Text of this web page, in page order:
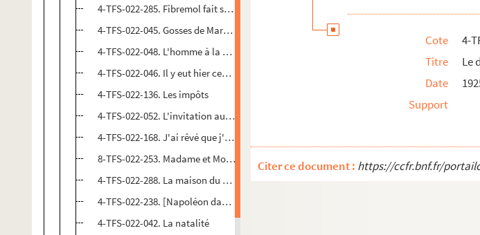
4-TFS-022-285. Fibremol fait ses fredaines
4-TFS-022-045. Gosses de Marseille !
4-TFS-022-048. L'homme à la bague
4-TFS-022-046. Il y eut hier cent ans
4-TFS-022-136. Les impôts
4-TFS-022-052. L'invitation au voyage
4-TFS-022-168. J'ai rêvé que j'étais un singe : monologue satirique
8-TFS-022-253. Madame et Monsieur
4-TFS-022-288. La maison du bonheur ou Les surplus américains
4-TFS-022-238. [Napoléon dans l'au-delà]
4-TFS-022-042. La natalité
Cote
4-
Titre
Le
Date
Support
Citer ce document : https://ccfr.bnf.fr/